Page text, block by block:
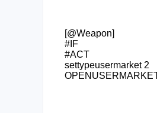
[@Weapon]
#IF
#ACT
settypeusermarket 2